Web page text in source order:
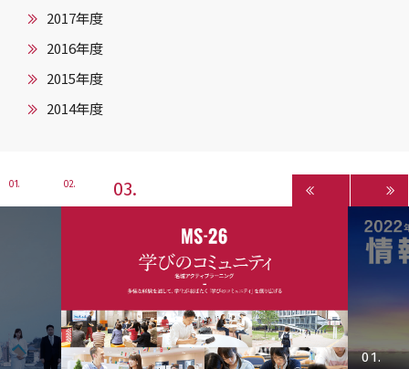
2017年度
2016年度
2015年度
2014年度
1 2 3